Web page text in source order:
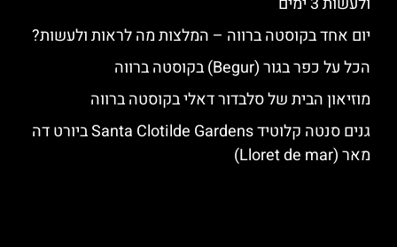
יום אחד בקוסטה ברווה – המלצות מה לראות ולעשות?
הכל על כפר בגור (Begur) בקוסטה ברווה
מוזיאון הבית של סלבדור דאלי בקוסטה ברווה
גנים סנטה קלוטיד Santa Clotilde Gardens ביורט דה
מאר (Lloret de mar)